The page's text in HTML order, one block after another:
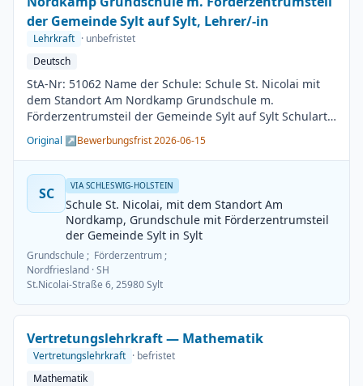
der Gemeinde Sylt auf Sylt, Lehrer/-in
Lehrkraft · unbefristet
Deutsch
StA-Nr: 51062 Name der Schule: Schule St. Nicolai mit
dem Standort Am Nordkamp Grundschule m.
Förderzentrumsteil der Gemeinde Sylt auf Sylt Schulart:
Grundschule Kreis / Kreisfreie Stadt: Nordfriesland
BesGr / EntGr: Besoldungsgruppe A13 1. Fach: Deutsch
2. Fach: beliebig Beschäftigungsdauer: Unbefristet
Arbeitsumfang: Teilzeit möglich Besetzungstermin:
01.08.2026 Bewerbungsschluss: 15.06.2026
Veröffentlichung: 01.06.2026
Original ↗Bewerbungsfrist 2026-06-15
SC VIA SCHLESWIG-HOLSTEIN
Schule St. Nicolai, mit dem Standort Am
Nordkamp, Grundschule mit Förderzentrumsteil
der Gemeinde Sylt in Sylt
Grundschule ; Förderzentrum ;
Nordfriesland · SH
St.Nicolai-Straße 6, 25980 Sylt
Vertretungslehrkraft — Mathematik
Vertretungslehrkraft · befristet
Mathematik